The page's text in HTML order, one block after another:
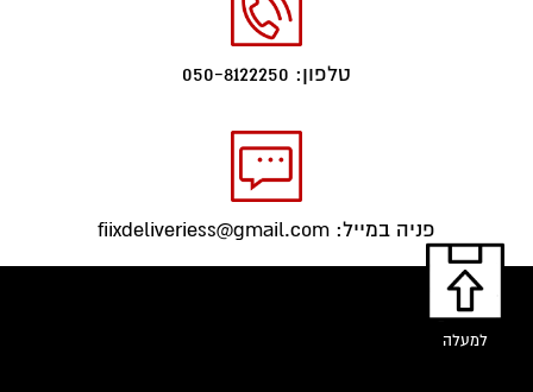
טלפון: 050-8122250
פניה במייל: fiixdeliveriess@gmail.com
למעלה